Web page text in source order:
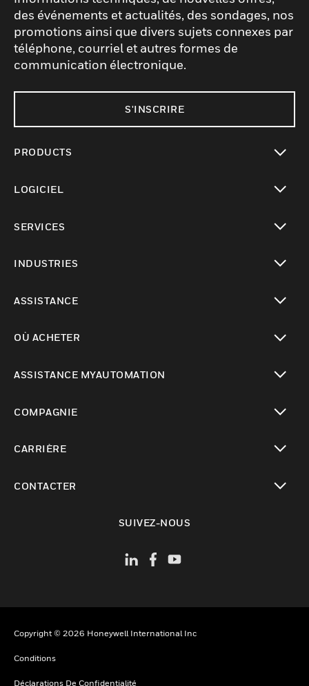
des événements et actualités, des sondages, nos
promotions ainsi que divers sujets connexes par
téléphone, courriel et autres formes de
communication électronique.
S'INSCRIRE
PRODUCTS
LOGICIEL
SERVICES
INDUSTRIES
ASSISTANCE
OÙ ACHETER
ASSISTANCE MYAUTOMATION
COMPAGNIE
CARRIÈRE
CONTACTER
SUIVEZ-NOUS
Copyright © 2026 Honeywell International Inc
Conditions
Déclarations De Confidentialité